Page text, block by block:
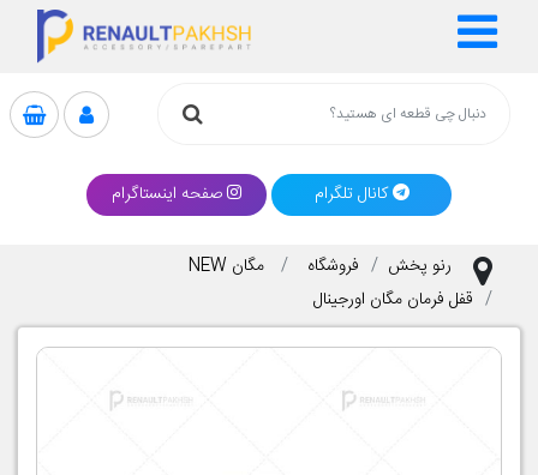
کانال تلگرام صفحه اینستاگرام
رنو پخش فروشگاه
مگان NEW
قفل فرمان مگان اورجینال